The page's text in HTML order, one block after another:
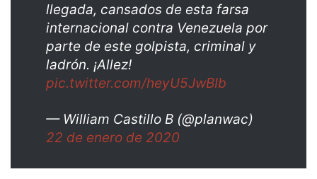
llegada, cansados de esta farsa
internacional contra Venezuela por
parte de este golpista, criminal y
ladrón. ¡Allez!
pic.twitter.com/heyU5JwBIb
— William Castillo B (@planwac)
22 de enero de 2020